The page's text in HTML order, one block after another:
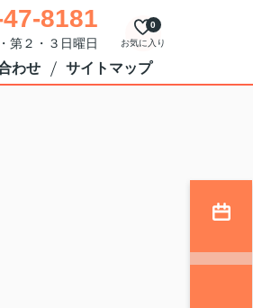
8181
第２・３日曜日 お気に入り
0
わせ サイトマップ